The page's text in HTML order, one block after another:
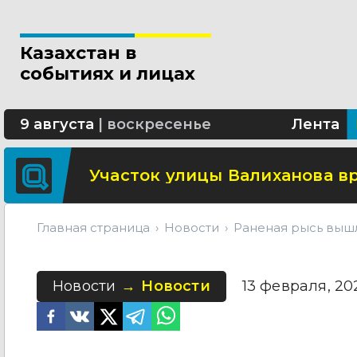
Казахстан в
событиях и лицах
9 августа воскресенье Лента
Минтранспорта утвердило
СОР и СОЧ планируют
Участок улицы Валиханова
Главная страница Новости Раненая рысь
Новости Новости 13 февраля,